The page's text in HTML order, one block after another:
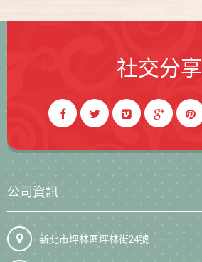
社交分享
公司資訊
新北市坪林區坪林街24號